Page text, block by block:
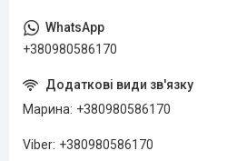
+380980586170
Марина +380980586170
Viber +380980586170